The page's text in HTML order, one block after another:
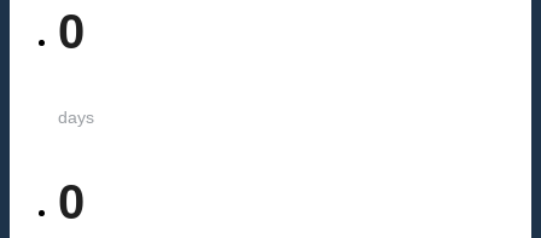
0
days
0